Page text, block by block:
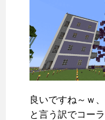
良いですね～ｗ
と言う訳でコー